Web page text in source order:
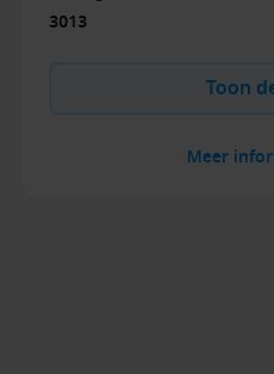
3013
Toon
Meer